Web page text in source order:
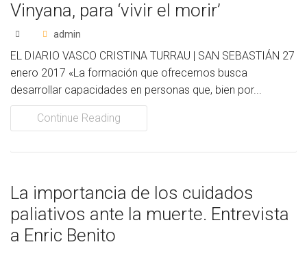
Vinyana, para ‘vivir el morir’
admin
EL DIARIO VASCO CRISTINA TURRAU | SAN SEBASTIÁN 27
enero 2017 «La formación que ofrecemos busca
desarrollar capacidades en personas que, bien por...
Continue Reading
La importancia de los cuidados
paliativos ante la muerte. Entrevista
a Enric Benito